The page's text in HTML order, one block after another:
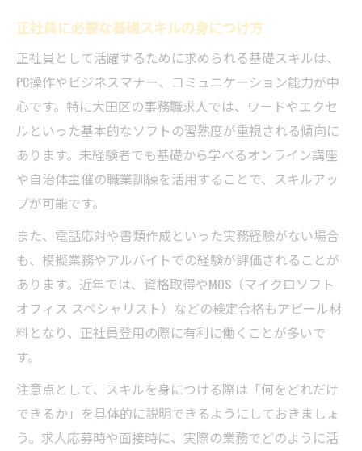
正社員に必要な基礎スキルの身につけ方
正社員として活躍するために求められる基礎スキルは、
PC操作やビジネスマナー、コミュニケーション能力が中
心です。特に大田区の事務職求人では、ワードやエクセ
ルといった基本的なソフトの習熟度が重視される傾向に
あります。未経験者でも基礎から学べるオンライン講座
や自治体主催の職業訓練を活用することで、スキルアッ
プが可能です。
また、電話応対や書類作成といった実務経験がない場合
も、模擬業務やアルバイトでの経験が評価されることが
あります。近年では、資格取得やMOS（マイクロソフト
オフィス スペシャリスト）などの検定合格もアピール材
料となり、正社員登用の際に有利に働くことが多いで
す。
注意点として、スキルを身につける際は「何をどれだけ
できるか」を具体的に説明できるようにしておきましょ
う。求人応募時や面接時に、実際の業務でどのように活